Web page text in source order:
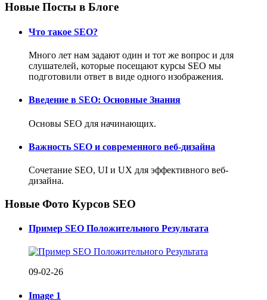
Новые Посты в Блоге
Что такое SEO?
Много лет нам задают один и тот же вопрос и для
слушателей, которые посещают курсы SEO мы
подготовили ответ в виде одного изображения.
Введение в SEO: Основные Знания
Основы SEO для начинающих.
Важность SEO и современного веб-дизайна
Сочетание SEO, UI и UX для эффективного веб-
дизайна.
Новые Фото Курсов SEO
Пример SEO Положительного Результата
09-02-26
Image 1